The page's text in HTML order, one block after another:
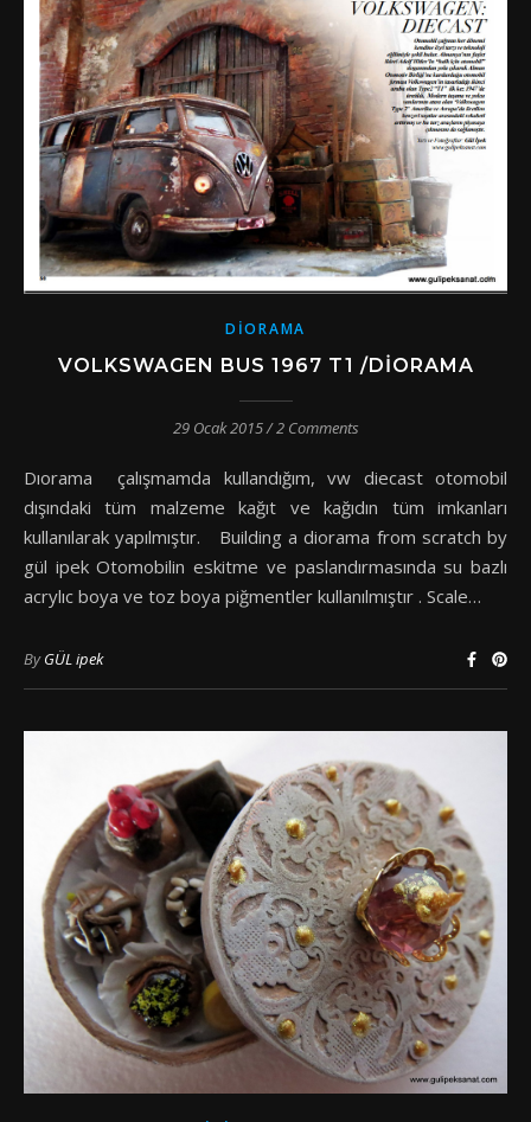
DIORAMA
VOLKSWAGEN BUS 1967 T1 /DIORAMA
29 Ocak 2015/2 Comments
Dıorama çalışmamda kullandığım, vw diecast otomobil
dışındaki tüm malzeme kağıt ve kağıdın tüm imkanları
kullanılarak yapılmıştır. Building a diorama from scratch by
gül ipek Otomobilin eskitme ve paslandırmasında su bazlı
acrylıc boya ve toz boya piğmentler kullanılmıştır . Scale…
ByGÜL ipek